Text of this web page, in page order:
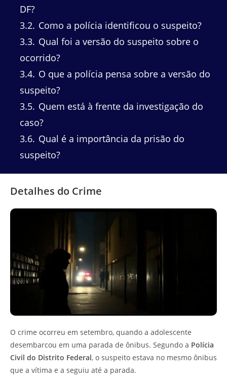
DF?
3.2 Como a polícia identificou o suspeito?
3.3 Qual foi a versão do suspeito sobre o
ocorrido?
3.4 O que a polícia pensa sobre a versão do
suspeito?
3.5 Quem está à frente da investigação do
caso?
3.6 Qual é a importância da prisão do
suspeito?
Detalhes do Crime
O crime ocorreu em setembro, quando a adolescente
desembarcou em uma parada de ônibus. Segundo a Polícia
Civil do Distrito Federal, o suspeito estava no mesmo ônibus
que a vítima e a seguiu até a parada.